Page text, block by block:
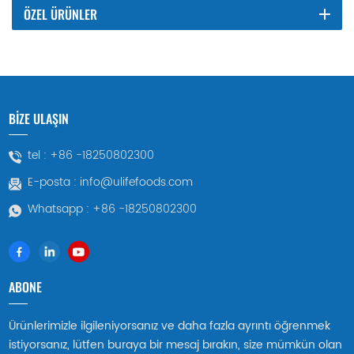
ÖZEL ÜRÜNLER
BİZE ULAŞIN
tel : +86 -18250802300
E-posta : info@ulifefoods.com
Whatsapp : +86 -18250802300
ABONE
Ürünlerimizle ilgileniyorsanız ve daha fazla ayrıntı öğrenmek
istiyorsanız, lütfen buraya bir mesaj bırakın, size mümkün olan